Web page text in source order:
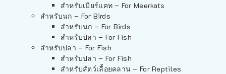
สำหรับเมียร์แคท – For Meerkats
สำหรับนก – For Birds
สำหรับนก – For Birds
สำหรับปลา – For Fish
สำหรับปลา – For Fish
สำหรับปลา – For Fish
สำหรับสัตว์เลื้อยคลาน – For Reptiles